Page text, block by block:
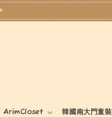
ArimCloset 韓國南大門童裝